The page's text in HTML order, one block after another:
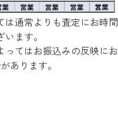
通常よりも査定にお時間
ます。
てはお振込みの反映にお
あります。